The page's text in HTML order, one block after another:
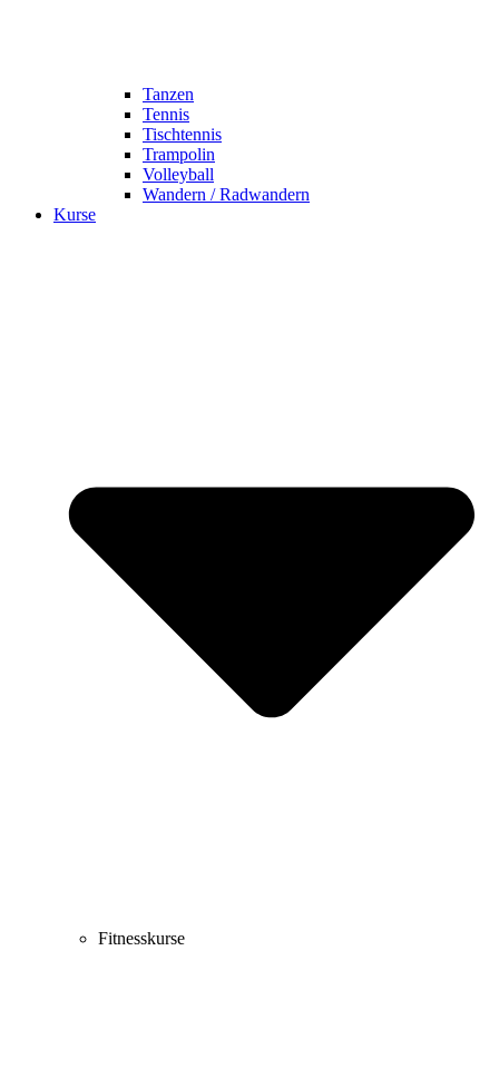
Tanzen
Tennis
Tischtennis
Trampolin
Volleyball
Wandern / Radwandern
Kurse
Fitnesskurse